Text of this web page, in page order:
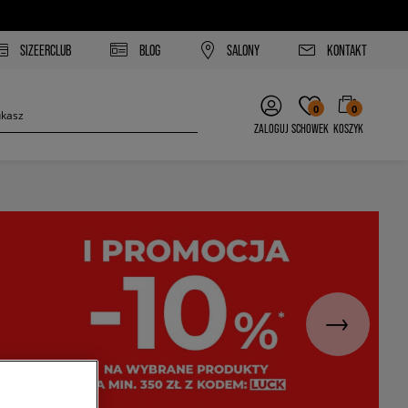
SIZEERCLUB BLOG SALONY KONTAKT
ZALOGUJ
0
SCHOWEK
0
KOSZYK